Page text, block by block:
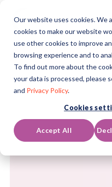
Our website uses cookies. We
cookies to make our website
use other cookies to improve
browsing experience and to
To find out more about the
your data is processed, please
and Privacy Policy.
Cookies
Accept All